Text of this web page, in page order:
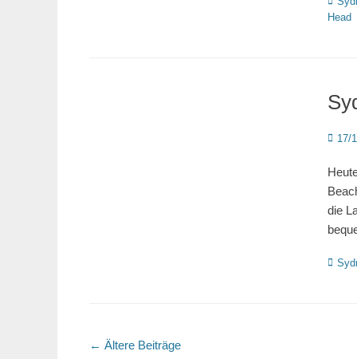
Head
17/
die
Beitragsnavigation
← Ältere Beiträge